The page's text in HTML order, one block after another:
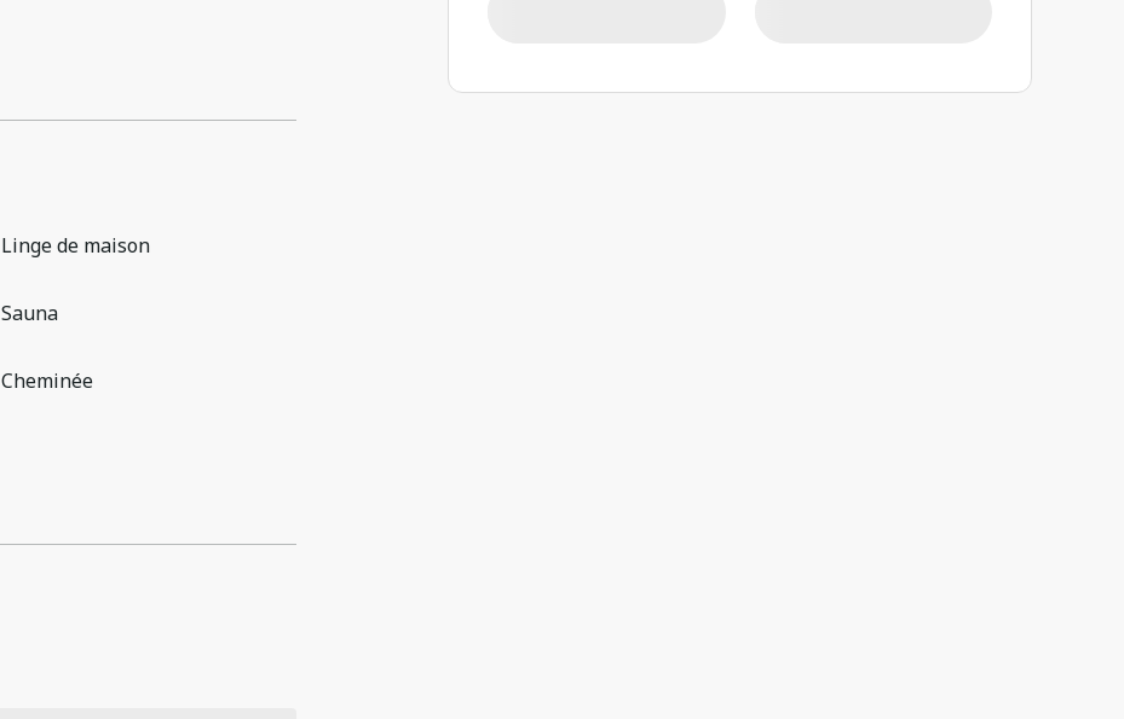
Linge de maison
Sauna
Cheminée